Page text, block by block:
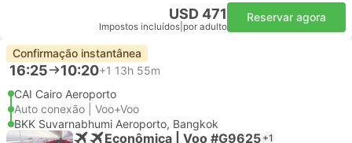
USD 471
Impostos incluídos por adulto
Reservar agora
Confirmação instantânea
16:25 10:20+1 13h 55m
CAI Cairo Aeroporto
Auto conexão | Voo+Voo
BKK Suvarnabhumi Aeroporto, Bangkok
Econômica | Voo #G9625 +1